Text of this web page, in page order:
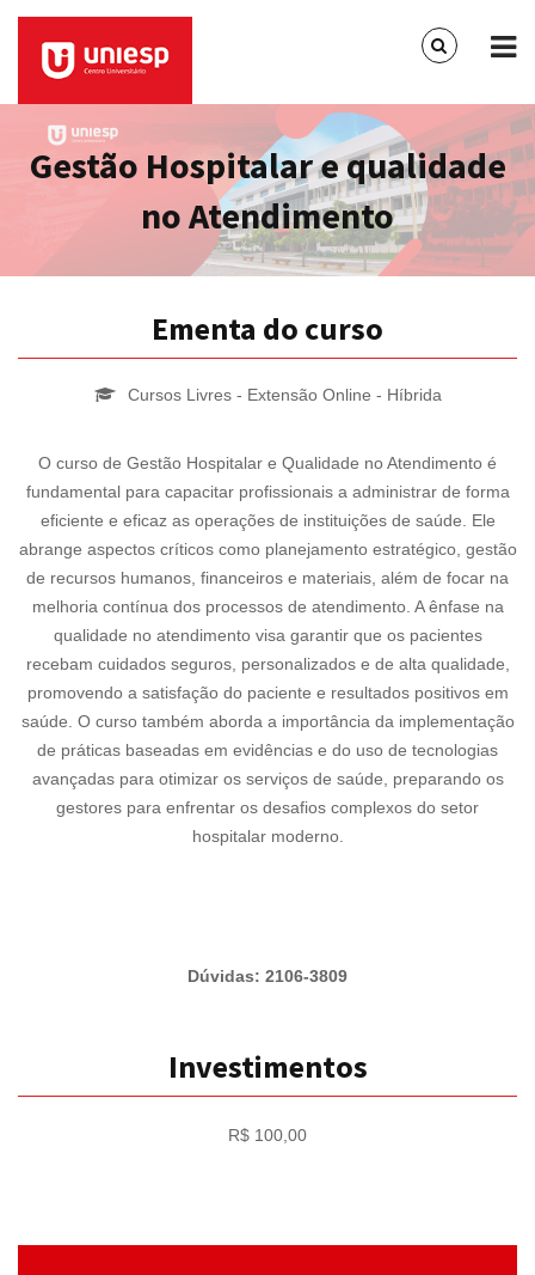
Gestão Hospitalar e qualidade
no Atendimento
Ementa do curso
Cursos Livres - Extensão Online - Híbrida
O curso de Gestão Hospitalar e Qualidade no Atendimento é
fundamental para capacitar profissionais a administrar de forma
eficiente e eficaz as operações de instituições de saúde. Ele
abrange aspectos críticos como planejamento estratégico, gestão
de recursos humanos, financeiros e materiais, além de focar na
melhoria contínua dos processos de atendimento. A ênfase na
qualidade no atendimento visa garantir que os pacientes
recebam cuidados seguros, personalizados e de alta qualidade,
promovendo a satisfação do paciente e resultados positivos em
saúde. O curso também aborda a importância da implementação
de práticas baseadas em evidências e do uso de tecnologias
avançadas para otimizar os serviços de saúde, preparando os
gestores para enfrentar os desafios complexos do setor
hospitalar moderno.
Dúvidas: 2106-3809
Investimentos
R$ 100,00